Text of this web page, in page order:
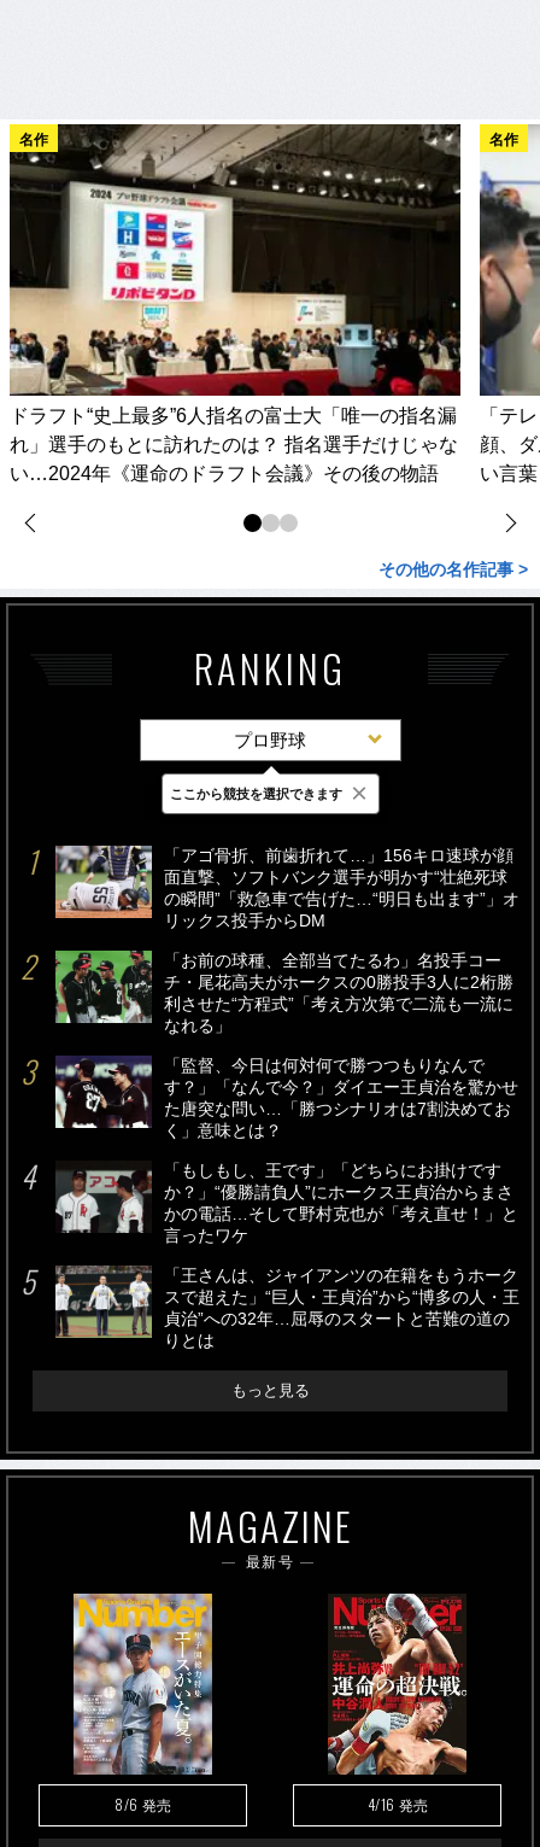
名作
ドラフト“史上最多”6人指名の富士大「唯一の指名漏
れ」選手のもとに訪れたのは？ 指名選手だけじゃな
い…2024年《運命のドラフト会議》その後の物語
名作
「テ
顔、
い言
その他の名作記事 >
RANKING
プロ野球
最新 24時間 週間
「アゴ骨折、前歯折れて…」156キロ速球が顔
面直撃、ソフトバンク選手が明かす“壮絶死球
の瞬間”「救急車で告げた…“明日も出ます”」オ
リックス投手からDM
「お前の球種、全部当てたるわ」名投手コー
チ・尾花高夫がホークスの0勝投手3人に2桁勝
利させた“方程式”「考え方次第で二流も一流に
なれる」
「監督、今日は何対何で勝つつもりなんで
す？」「なんで今？」ダイエー王貞治を驚かせ
た唐突な問い…「勝つシナリオは7割決めてお
く」意味とは？
「もしもし、王です」「どちらにお掛けです
か？」“優勝請負人”にホークス王貞治からまさ
かの電話…そして野村克也が「考え直せ！」と
言ったワケ
「王さんは、ジャイアンツの在籍をもうホーク
スで超えた」“巨人・王貞治”から“博多の人・王
貞治”への32年…屈辱のスタートと苦難の道の
りとは
もっと見る
MAGAZINE
最新号
8/6 発売 4/16 発売
ここから競技を選択できます ×